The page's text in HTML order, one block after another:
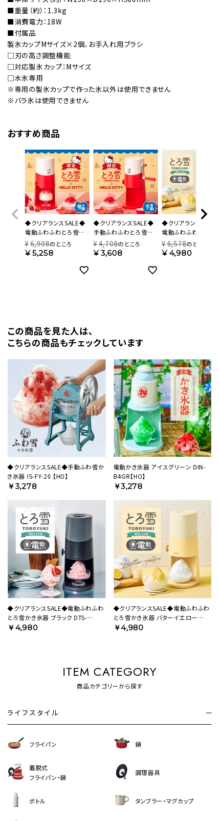
■重量（約）：1.3kg
■消費電力：18W
■付属品
製氷カップMサイズ×2個、お手入れ用ブラシ
□刃の高さ調整機能
□対応製氷カップ：Mサイズ
□水氷専用
※専用の製氷カップで作った氷以外は使用できません
※バラ氷は使用できません
おすすめ商品
◆クリアランスSALE◆
電動ふわふわとろ雪か
き氷器 ハローキティ
DTS-B5KT【HO】
¥6,908のところ
¥5,258
◆クリアランスSALE◆
手動ふわふわとろ雪か
き氷器 ハローキティ IS-
TY-B5KT【HO】
¥4,708のところ
¥3,608
◆クリアランス
電動ふわふわとろ雪
き氷器 バターイエロ
DTS-B5MYL【HO】
¥6,578のところ
¥4,980
この商品を⾒た⼈は、
こちらの商品もチェックしています
◆クリアランスSALE◆手動ふわ雪か
き氷器 IS-FY-20 【HO】
￥3,278
電動かき氷器 アイスグリーン DIN-
B4GR【HO】
￥3,278
◆クリアランスSALE◆電動ふわふわ
とろ雪かき氷器 ブラック DTS-
B5BK【HO】
￥4,980
◆クリアランスSALE◆電動ふわふわ
とろ雪かき氷器 バターイエロー
DTS-B5MYL【HO】
￥4,980
ITEM CATEGORY
商品カテゴリーから探す
ライフスタイル
フライパン 鍋
着脱式
フライパン・鍋
調理器具
ボトル タンブラー・マグカップ